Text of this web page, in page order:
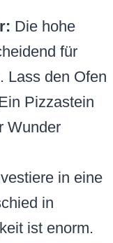
Die hohe
für
Lass den Ofen
Pizzastein
Wunder
in eine
in
ist enorm.